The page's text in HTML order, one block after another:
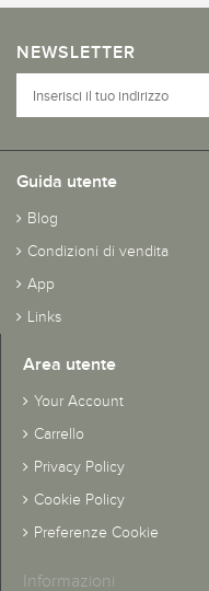
NEWSLETTER
Guida utente
Blog
Condizioni di vendita
App
Links
Area utente
Your Account
Carrello
Privacy Policy
Cookie Policy
Preferenze Cookie
Informazioni